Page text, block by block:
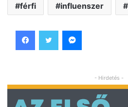
férfi influenszer
- Hirdetés -